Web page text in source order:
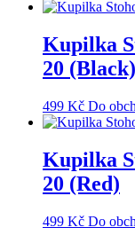
Kupilka
20 (Black)
499 Kč Do
Kupilka
20 (Red)
499 Kč Do